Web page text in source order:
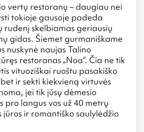
vertų restoranų – daugiau nei
tokioje gausoje padeda
rudenį skelbiamas geriausių
gidas. Šiemet gurmaniškame
nuskynė naujas Talino
restoranas „Noa“. Čia ne tik
vituoziškai ruoštu pasakiško
ir sekti kiekvieną virtuvės
jei tik jūsų dėmesio
pro langus vos už 40 metrų
ir romantiško saulylėdžio